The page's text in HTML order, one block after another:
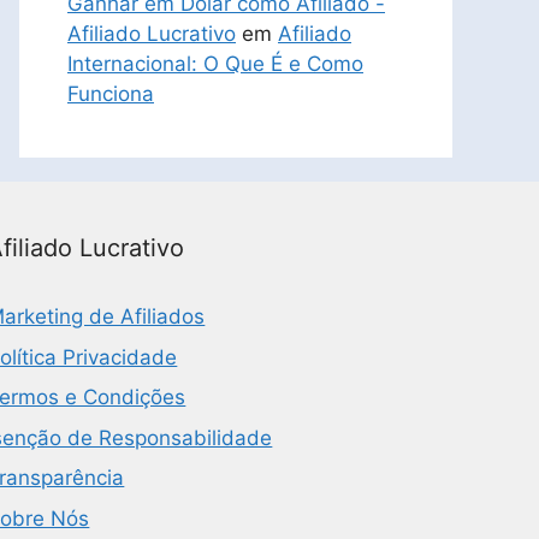
Afiliado Lucrativo em Afiliado
Internacional: O Que É e Como
Funciona
Lucrativo
de Afiliados
Privacidade
e Condições
de Responsabilidade
Nós